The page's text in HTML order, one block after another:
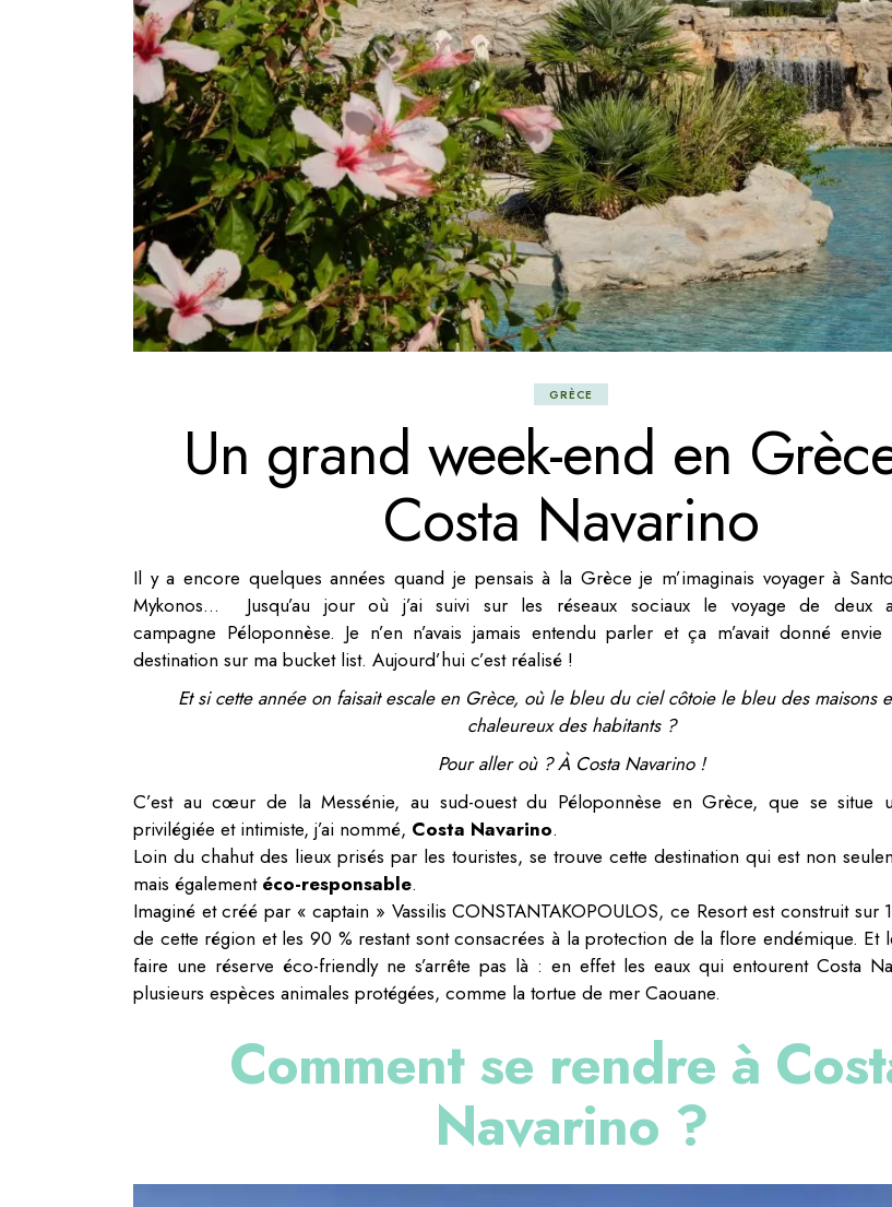
GRÈCE
Un grand week-end en
Costa Navarino
Il y a encore quelques années quand je pensais à la Grèce je m’imaginais voyager à
Mykonos… Jusqu’au jour où j’ai suivi sur les réseaux sociaux le voyage de deux
campagne Péloponnèse. Je n’en n’avais jamais entendu parler et ça m’avait donné envie
destination sur ma bucket list. Aujourd’hui c’est réalisé !
Et si cette année on faisait escale en Grèce, où le bleu du ciel côtoie le bleu des maisons
chaleureux des habitants ?
Pour aller où ? À Costa Navarino !
C’est au cœur de la Messénie, au sud-ouest du Péloponnèse en Grèce, que se situe
privilégiée et intimiste, j’ai nommé, Costa Navarino.
Loin du chahut des lieux prisés par les touristes, se trouve cette destination qui est non
mais également éco-responsable.
Imaginé et créé par « captain » Vassilis CONSTANTAKOPOULOS, ce Resort est construit sur
de cette région et les 90 % restant sont consacrées à la protection de la flore endémique. Et
faire une réserve éco-friendly ne s’arrête pas là : en effet les eaux qui entourent Costa
plusieurs espèces animales protégées, comme la tortue de mer Caouane.
Comment se rendre à
Navarino ?